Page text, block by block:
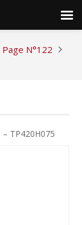
Page N°122
TP420H075